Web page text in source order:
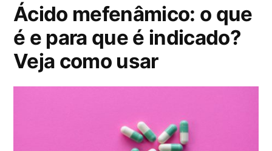
d
e
m
Ácido mefenâmico: o que
é e para que é indicado?
Veja como usar